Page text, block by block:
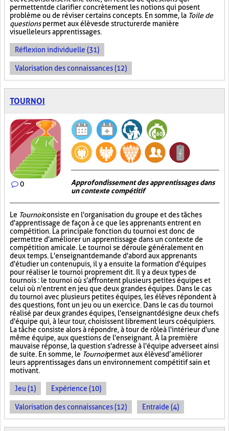
permettent de clarifier concrètement les notions qui posent
problème ou de réviser certains concepts. En somme, la Toile de
questionspermet aux élèves de structurer de manière
visuelle leurs apprentissages.
Réflexion individuelle (31)
Valorisation des connaissances (12)
TOURNOI
0
Approfondissement des apprentissages dans
un contexte compétitif
Le Tournoiconsiste en l'organisation du groupe et des tâches
d'apprentissage de façon à ce que les apprenants entrent en
compétition. La principale fonction du tournoi est donc de
permettre d'améliorer un apprentissage dans un contexte de
compétition amicale. Le tournoi se déroule généralement en
deux temps. L'enseignant demande d'abord aux apprenants
d'étudier un contenu puis, il y a ensuite la formation d'équipes
pour réaliser le tournoi proprement dit. Il y a deux types de
tournois : le tournoi où s'affrontent plusieurs petites équipes et
celui où n'entrent en jeu que deux grandes équipes. Dans le cas
du tournoi avec plusieurs petites équipes, les élèves répondent à
des questions, font un jeu ou un exercice. Dans le cas du tournoi
réalisé par deux grandes équipes, l'enseignant désigne deux chefs
d'équipe qui, à leur tour, choisissent librement leurs coéquipiers.
La tâche consiste alors à répondre, à tour de rôle à l'intérieur d'une
même équipe, aux questions de l'enseignant. À la première
mauvaise réponse, la question s'adresse à l'équipe adverse et ainsi
de suite. En somme, le Tournoipermet aux élèves d’améliorer
leurs apprentissages dans un environnement compétitif sain et
motivant.
Jeu (1) Expérience (10)
Valorisation des connaissances (12) Entraide (4)